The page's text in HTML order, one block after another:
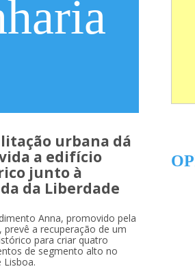
urbana dá
a edifício
junto à
da Liberdade
Anna, promovido pela
prevê a recuperação de um
para criar quatro
de segmento alto no
Lisboa.